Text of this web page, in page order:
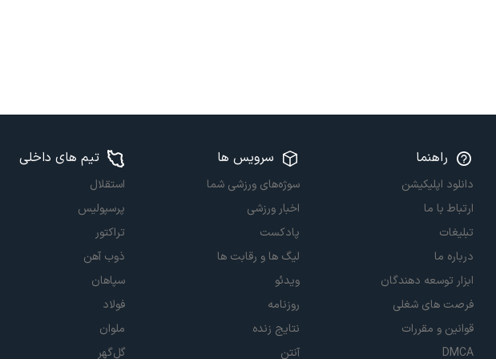
راهنما
دانلود اپلیکیشن
ارتباط با ما
تبلیغات
درباره ما
ابزار توسعه دهندگان
فرصت های شغلی
قوانین و مقررات
DMCA
سرویس ها
سوژه‌های ورزشی شما
اخبار ورزشی
پادکست
لیگ ها و رقابت ها
ویدئو
روزنامه
نتایج زنده
آنتن
تیم های داخلی
استقلال
پرسپولیس
تراکتور
ذوب آهن
سپاهان
فولاد
ملوان
گل‌گهر